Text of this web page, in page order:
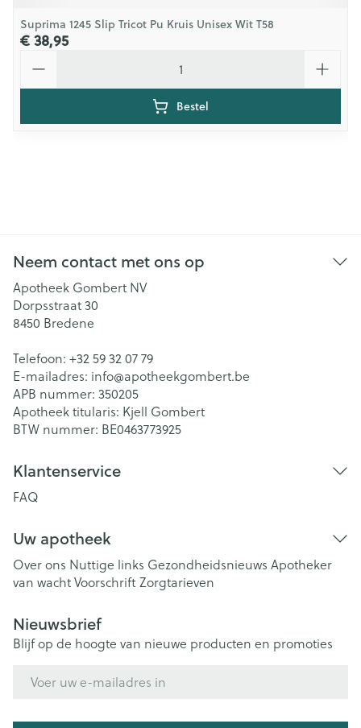
Suprima 1245 Slip Tricot Pu Kruis Unisex Wit T58
€ 38,95
Bestel
Neem contact met ons op
Apotheek Gombert NV
Dorpsstraat 30
8450 Bredene
Telefoon: +32 59 32 07 79
E-mailadres: info@apotheekgombert.be
APB nummer: 350205
Apotheek titularis: Kjell Gombert
BTW nummer: BE0463773925
Klantenservice
FAQ
Uw apotheek
Over ons Nuttige links Gezondheidsnieuws Apotheker
van wachtVoorschriftZorgtarieven
Nieuwsbrief
Blijf op de hoogte van nieuwe producten en promoties